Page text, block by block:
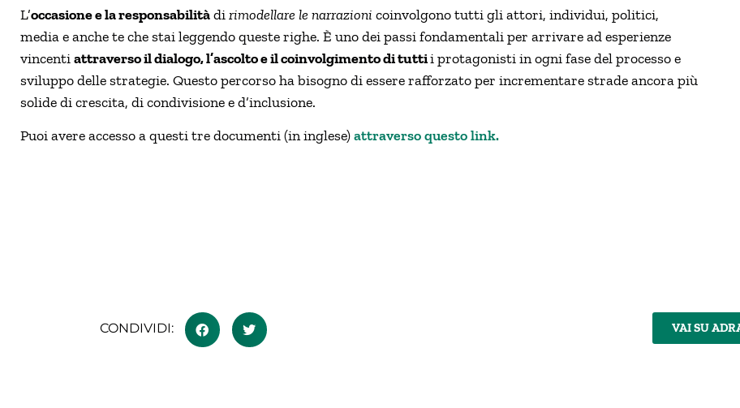
L’occasione e la responsabilitàdirimodellare le narrazioni coinvolgono tutti gli attori, individui, politici,
media e anche te che stai leggendo queste righe. È uno dei passi fondamentali per arrivare ad esperienze
vincentiattraverso il dialogo, l’ascolto e il coinvolgimento di tuttii protagonisti in ogni fase del processo e
sviluppo delle strategie. Questo percorso ha bisogno di essere rafforzato per incrementare strade ancora più
solide di crescita, di condivisione e d’inclusione.
Puoi avere accesso a questi tre documenti (in inglese)attraverso questo link.
CONDIVIDI: VAI SU